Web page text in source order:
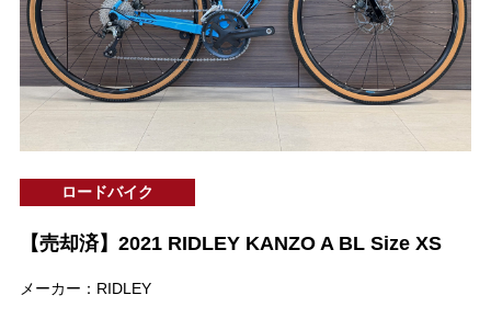
ロードバイク
【売却済】2021 RIDLEY KANZO A BL Size XS
メーカー：RIDLEY